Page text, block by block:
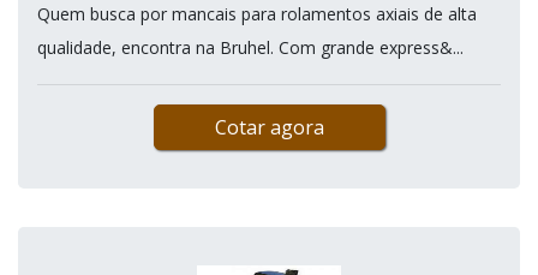
Quem busca por mancais para rolamentos axiais de alta
qualidade, encontra na Bruhel. Com grande express&...
Cotar agora